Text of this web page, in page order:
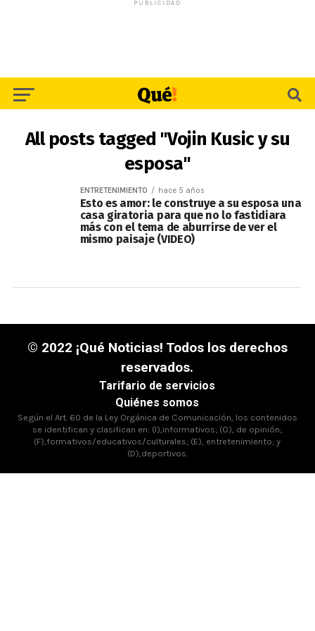
PUBLICIDAD
All posts tagged "Vojin Kusic y su
esposa"
ENTRETENIMIENTO hace 5 años
Esto es amor: le construye a su esposa una
casa giratoria para que no lo fastidiara
más con el tema de aburrirse de ver el
mismo paisaje (VIDEO)
© 2022 ¡Qué Noticias! Todos los derechos
reservados.
Tarifario de servicios
Quiénes somos
Según el Art. 60 de la Ley Orgánica de Comunicación, los contenidos
se identifican y clasifican en: (I),informativos; (O), de opinión;
(F),formativos/educativos/culturales; (E), entretenimiento; y
(D),deportivos.